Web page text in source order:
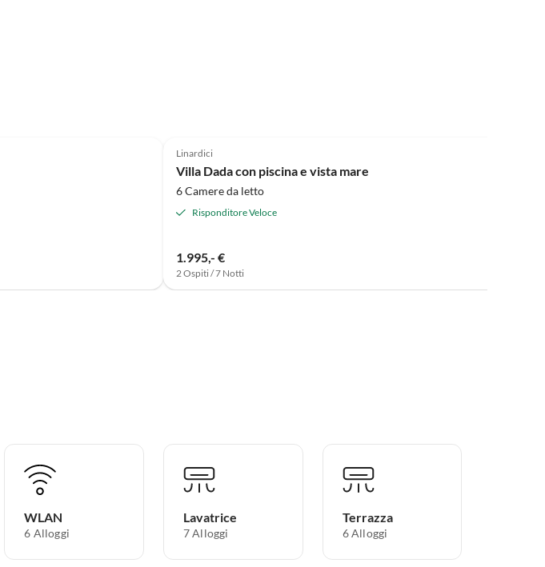
Linardici
Villa Dada con piscina e vista mare
6 Camere da letto
Risponditore Veloce
1.995,- €
2 Ospiti / 7 Notti
WLAN
6 Alloggi
Lavatrice
7 Alloggi
Terrazza
6 Alloggi